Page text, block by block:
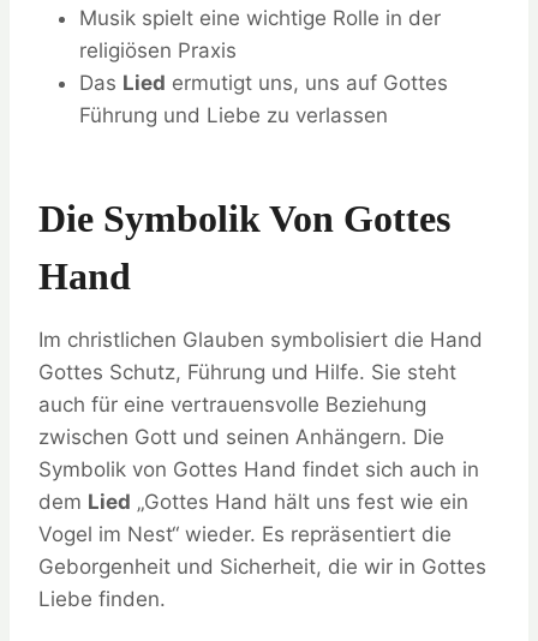
Musik spielt eine wichtige Rolle in der
religiösen Praxis
Das Lied ermutigt uns, uns auf Gottes
Führung und Liebe zu verlassen
Die Symbolik Von Gottes
Hand
Im christlichen Glauben symbolisiert die Hand
Gottes Schutz, Führung und Hilfe. Sie steht
auch für eine vertrauensvolle Beziehung
zwischen Gott und seinen Anhängern. Die
Symbolik von Gottes Hand findet sich auch in
dem Lied „Gottes Hand hält uns fest wie ein
Vogel im Nest“ wieder. Es repräsentiert die
Geborgenheit und Sicherheit, die wir in Gottes
Liebe finden.